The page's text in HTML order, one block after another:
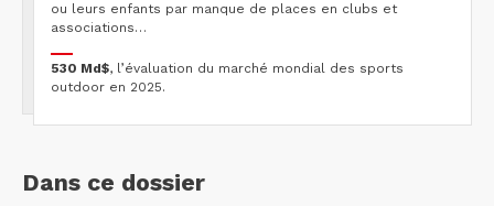
ou leurs enfants par manque de places en clubs et
associations…
530 Md$, l’évaluation du marché mondial des sports
outdoor en 2025.
Dans ce dossier